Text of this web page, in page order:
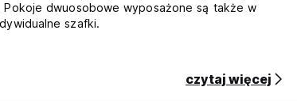
Pokoje dwuosobowe wyposażone są także w
szafki.
nich korzystać dwie osoby jednocześnie.
czytaj więcej